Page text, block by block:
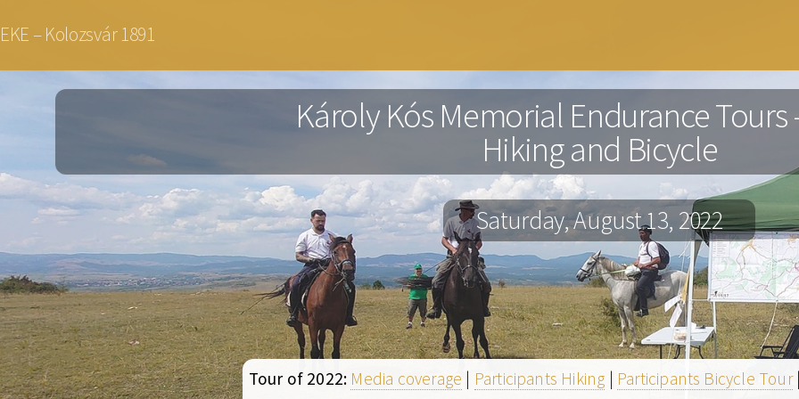
to
main
EKE – Kolozsvár 1891
Károly Kós Memorial Endurance Tours
Hiking and Bicycle
Saturday, August 13, 2022
Tour of 2022: Media coverage | Participants Hiking | Participants Bicycle Tour|